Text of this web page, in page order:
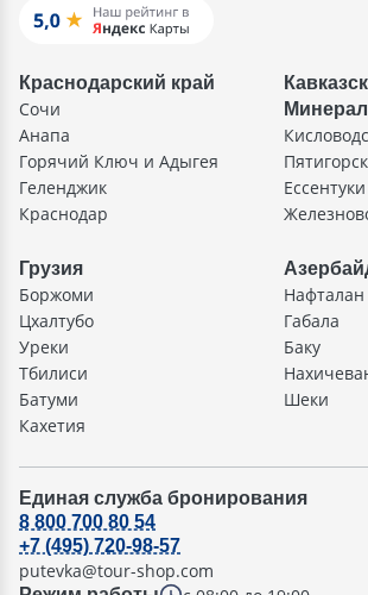
Краснодарский край
Сочи
Анапа
Горячий Ключ и Адыгея
Геленджик
Краснодар
Пятигорск
Ессентуки
Грузия
Боржоми
Цхалтубо
Уреки
Тбилиси
Батуми
Кахетия
Нафталан
Габала
Баку
Шеки
Единая служба бронирования
8 800 700 80 54
+7 (495) 720-98-57
putevka@tour-shop.com